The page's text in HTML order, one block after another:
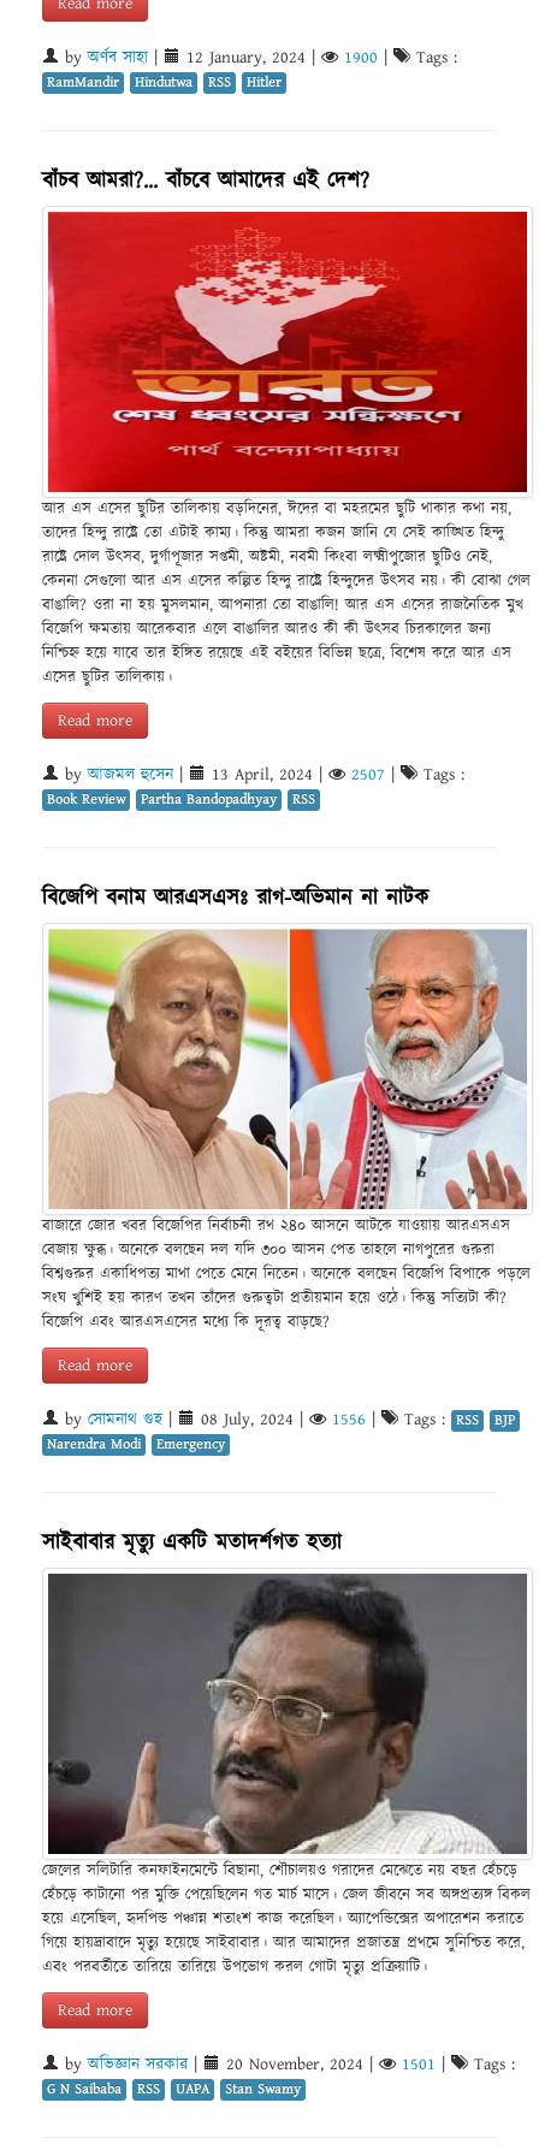
byঅর্ণব সাহা | 12 January, 2024 | 1900 | Tags :
RamMandir Hindutwa RSS Hitler
বাঁচব আমরা?... বাঁচবে আমাদের এই দেশ?
আর এস এসের ছুটির তালিকায় বড়দিনের, ঈদের বা মহরমের ছুটি থাকার কথা নয়,
তাদের হিন্দু রাষ্ট্রে তো এটাই কাম্য। কিন্তু আমরা কজন জানি যে সেই কাঙ্খিত হিন্দু
রাষ্ট্রে দোল উৎসব, দুর্গাপূজার সপ্তমী, অষ্টমী, নবমী কিংবা লক্ষ্মীপুজোর ছুটিও নেই,
কেননা সেগুলো আর এস এসের কল্পিত হিন্দু রাষ্ট্রে হিন্দুদের উৎসব নয়। কী বোঝা গেল
বাঙালি? ওরা না হয় মুসলমান, আপনারা তো বাঙালি! আর এস এসের রাজনৈতিক মুখ
বিজেপি ক্ষমতায় আরেকবার এলে বাঙালির আরও কী কী উৎসব চিরকালের জন্য
নিশ্চিহ্ন হয়ে যাবে তার ইঙ্গিত রয়েছে এই বইয়ের বিভিন্ন ছত্রে, বিশেষ করে আর এস
এসের ছুটির তালিকায়।
Read more
byআজমল হুসেন| 13 April, 2024 | 2507 | Tags :
Book Review Partha Bandopadhyay RSS
বিজেপি বনাম আরএসএসঃ রাগ-অভিমান না নাটক
বাজারে জোর খবর বিজেপির নির্বাচনী রথ ২৪০ আসনে আটকে যাওয়ায় আরএসএস
বেজায় ক্ষুব্ধ। অনেকে বলছেন দল যদি ৩০০ আসন পেত তাহলে নাগপুরের গুরুরা
বিশ্বগুরুর একাধিপত্য মাথা পেতে মেনে নিতেন। অনেকে বলছেন বিজেপি বিপাকে পড়লে
সংঘ খুশিই হয় কারণ তখন তাঁদের গুরুত্বটা প্রতীয়মান হয়ে ওঠে। কিন্তু সত্যিটা কী?
বিজেপি এবং আরএসএসের মধ্যে কি দূরত্ব বাড়ছে?
Read more
by সোমনাথ গুহ| 08 July, 2024 | 1556 | Tags : RSS
BJP
Narendra Modi
Emergency
সাইবাবার মৃত্যু একটি মতাদর্শগত হত্যা
জেলের সলিটারি কনফাইনমেন্টে বিছানা, শৌচালয়ও গরাদের মেঝেতে নয় বছর হেঁচড়ে
হেঁচড়ে কাটানো পর মুক্তি পেয়েছিলেন গত মার্চ মাসে। জেল জীবনে সব অঙ্গপ্রত্যঙ্গ বিকল
হয়ে এসেছিল, হৃদপিন্ড পঞ্চান্ন শতাংশ কাজ করেছিল। অ্যাপেন্ডিক্সের অপারেশন করাতে
গিয়ে হায়দ্রাবাদে মৃত্যু হয়েছে সাইবাবার। আর আমাদের প্রজাতন্ত্র প্রথমে সুনিশ্চিত করে,
এবং পরবর্তীতে তারিয়ে তারিয়ে উপভোগ করল গোটা মৃত্যু প্রক্রিয়াটি।
Read more
byঅভিজ্ঞান সরকার| 20 November, 2024 | 1501 | Tags :
G N Saibaba RSS UAPA Stan Swamy